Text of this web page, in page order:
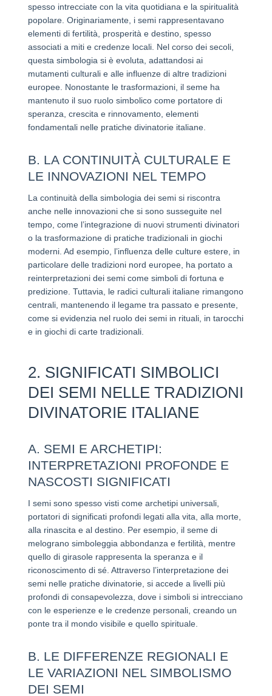
spesso intrecciate con la vita quotidiana e la spiritualità
popolare. Originariamente, i semi rappresentavano
elementi di fertilità, prosperità e destino, spesso
associati a miti e credenze locali. Nel corso dei secoli,
questa simbologia si è evoluta, adattandosi ai
mutamenti culturali e alle influenze di altre tradizioni
europee. Nonostante le trasformazioni, il seme ha
mantenuto il suo ruolo simbolico come portatore di
speranza, crescita e rinnovamento, elementi
fondamentali nelle pratiche divinatorie italiane.
B. LA CONTINUITÀ CULTURALE E
LE INNOVAZIONI NEL TEMPO
La continuità della simbologia dei semi si riscontra
anche nelle innovazioni che si sono susseguite nel
tempo, come l’integrazione di nuovi strumenti divinatori
o la trasformazione di pratiche tradizionali in giochi
moderni. Ad esempio, l’influenza delle culture estere, in
particolare delle tradizioni nord europee, ha portato a
reinterpretazioni dei semi come simboli di fortuna e
predizione. Tuttavia, le radici culturali italiane rimangono
centrali, mantenendo il legame tra passato e presente,
come si evidenzia nel ruolo dei semi in rituali, in tarocchi
e in giochi di carte tradizionali.
2. SIGNIFICATI SIMBOLICI
DEI SEMI NELLE TRADIZIONI
DIVINATORIE ITALIANE
A. SEMI E ARCHETIPI:
INTERPRETAZIONI PROFONDE E
NASCOSTI SIGNIFICATI
I semi sono spesso visti come archetipi universali,
portatori di significati profondi legati alla vita, alla morte,
alla rinascita e al destino. Per esempio, il seme di
melograno simboleggia abbondanza e fertilità, mentre
quello di girasole rappresenta la speranza e il
riconoscimento di sé. Attraverso l’interpretazione dei
semi nelle pratiche divinatorie, si accede a livelli più
profondi di consapevolezza, dove i simboli si intrecciano
con le esperienze e le credenze personali, creando un
ponte tra il mondo visibile e quello spirituale.
B. LE DIFFERENZE REGIONALI E
LE VARIAZIONI NEL SIMBOLISMO
DEI SEMI